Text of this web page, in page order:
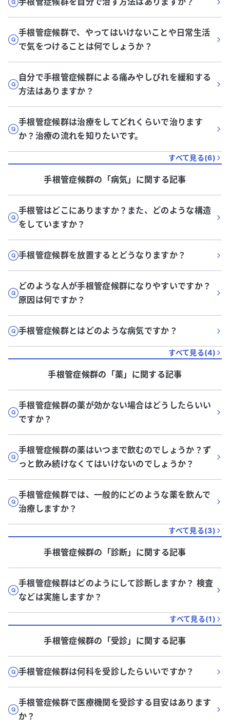
手根管症候群で、やってはいけないことや日常生活
で気をつけることは何でしょうか？
自分で手根管症候群による痛みやしびれを緩和する
方法はありますか？
手根管症候群は治療をしてどれくらいで治ります
か？治療の流れを知りたいです。
すべて見る(6)
手根管症候群の「病気」に関する記事
手根管はどこにありますか？また、どのような構造
をしていますか？
手根管症候群を放置するとどうなりますか？
どのような人が手根管症候群になりやすいですか？
原因は何ですか？
手根管症候群とはどのような病気ですか？
すべて見る(4)
手根管症候群の「薬」に関する記事
手根管症候群の薬が効かない場合はどうしたらいい
ですか？
手根管症候群の薬はいつまで飲むのでしょうか？ず
っと飲み続けなくてはいけないのでしょうか？
手根管症候群では、一般的にどのような薬を飲んで
治療しますか？
すべて見る(3)
手根管症候群の「診断」に関する記事
手根管症候群はどのようにして診断しますか？ 検査
などは実施しますか？
すべて見る(1)
手根管症候群の「受診」に関する記事
手根管症候群は何科を受診したらいいですか？
手根管症候群で医療機関を受診する目安はあります
か？